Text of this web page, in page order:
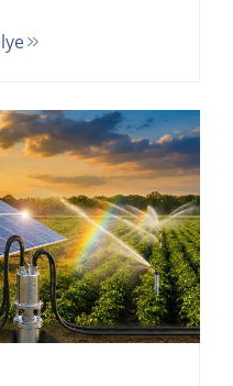
mga tunay na